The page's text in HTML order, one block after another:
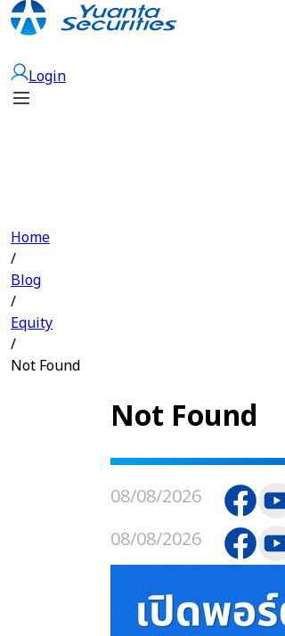
Login
Home
/
Blog
/
Equity
/
Not Found
Not Found
08/08/2026
08/08/2026